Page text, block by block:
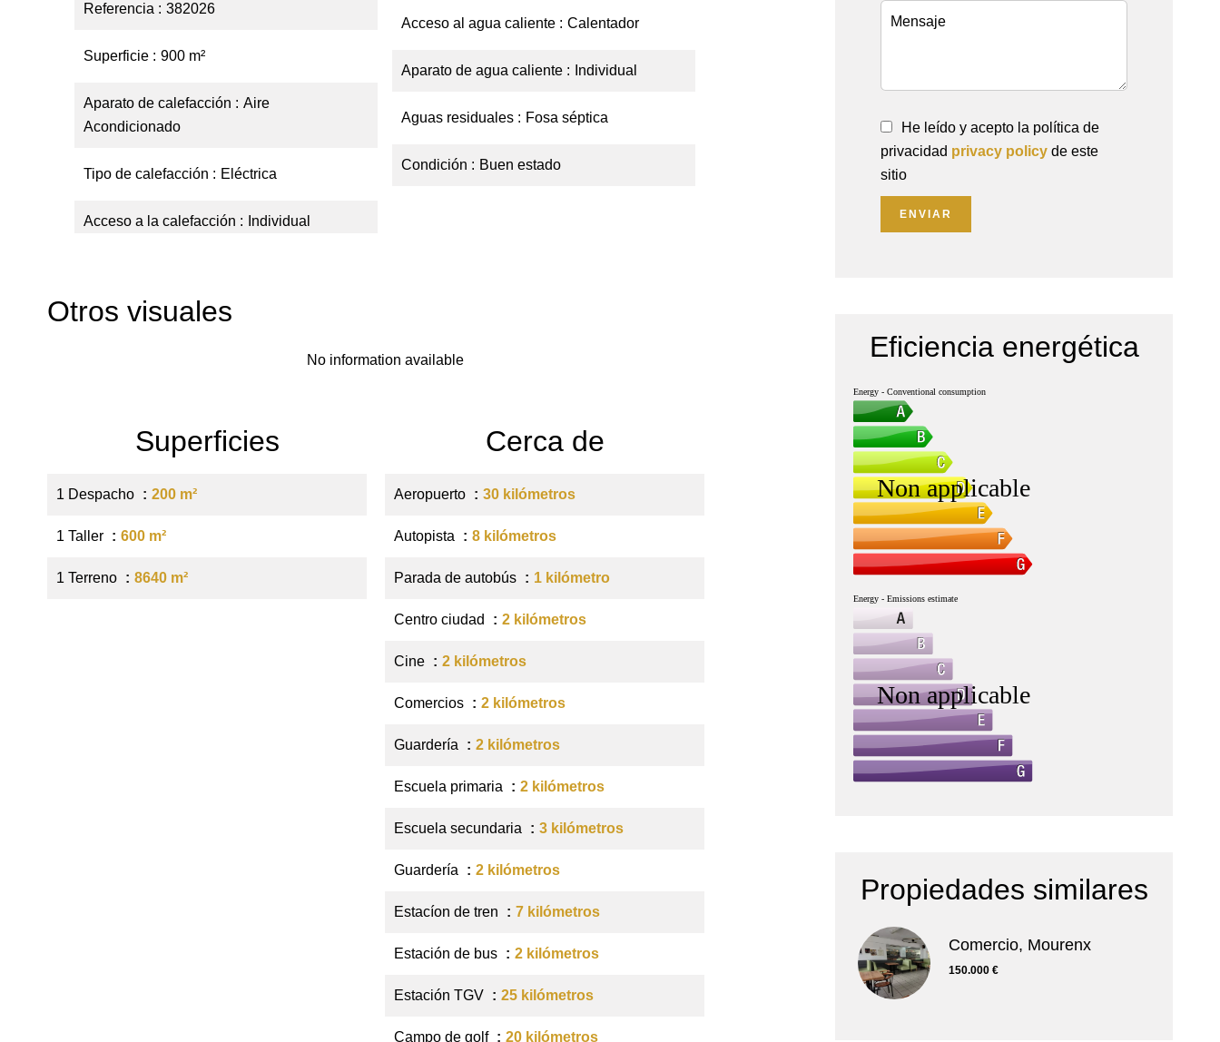
Referencia 382026
Superficie 900 m²
Aparato de calefacción
Aire
Acondicionado
Tipo de calefacción Eléctrica
Acceso a la calefacción Individual
Acceso al agua caliente Calentador
Aparato de agua caliente Individual
Aguas residuales Fosa séptica
Condición Buen estado
Otros visuales
No information available
Superficies
1 Despacho 200 m²
1 Taller 600 m²
1 Terreno 8640 m²
Cerca de
Aeropuerto 30 kilómetros
Autopista 8 kilómetros
Parada de autobús 1 kilómetro
Centro ciudad 2 kilómetros
Cine 2 kilómetros
Comercios 2 kilómetros
Guardería 2 kilómetros
Escuela primaria 2 kilómetros
Escuela secundaria 3 kilómetros
Guardería 2 kilómetros
Estacíon de tren 7 kilómetros
Estación de bus 2 kilómetros
Estación TGV 25 kilómetros
Campo de golf 20 kilómetros
He leído y acepto la política de
privacidad privacy policy de este
sitio
ENVIAR
Eficiencia energética
Propiedades similares
Comercio, Mourenx
150.000 €